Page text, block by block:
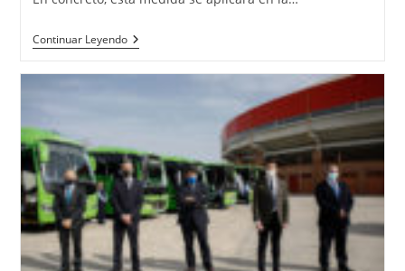
Continuar Leyendo